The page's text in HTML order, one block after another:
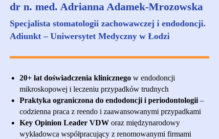
dr n. med. Adrianna Adamek-Mrozowska
Specjalista stomatologii zachowawczej i endodoncji.
Adiunkt – Uniwersytet Medyczny w Łodzi
20+ lat doświadczenia klinicznego w endodoncji
mikroskopowej i leczeniu przypadków trudnych
Praktyka ograniczona do endodoncji i periodontologii –
codzienna praca z reendo i zaawansowanymi przypadkami
Key Opinion Leader VDW oraz międzynarodowy
wykładowca współpracujący z renomowanymi firmami